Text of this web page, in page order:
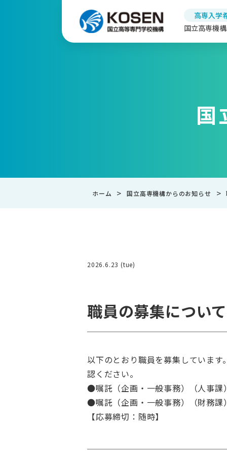
高専入学
国立高専機
国
ホーム > 国立高専機構からのお知らせ >
2026.6.23 (tue)
職員の募集について
以下のとおり職員を募集しています
認ください。
●嘱託（企画・一般事務）（人事課
●嘱託（企画・一般事務）（財務課
【応募締切：随時】